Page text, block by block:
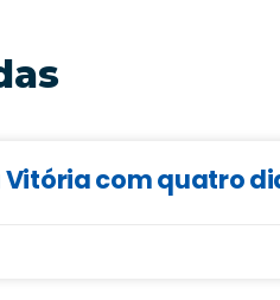
com quatro